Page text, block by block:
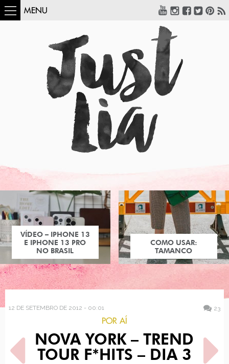
MENU
COMO USAR:
TAMANCO
12 DE SETEMBRO DE 2012 - 00:01 23
POR AÍ
NOVA YORK – TREND
TOUR F*HITS – DIA 3